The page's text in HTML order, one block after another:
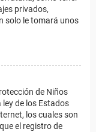
privados,
solo le tomará unos
de Niños
ley de los Estados
los cuales son
el registro de